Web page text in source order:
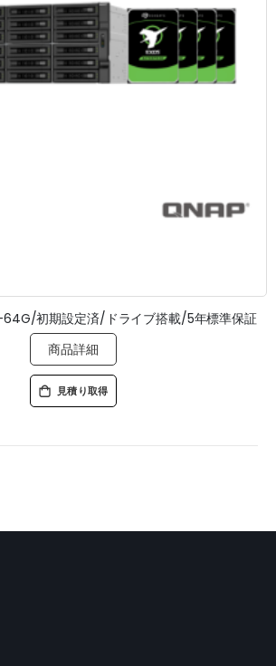
初期設定済/ドライブ搭載/5年標準保証
商品詳細
見積り取得